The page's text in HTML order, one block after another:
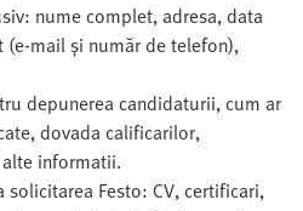
nume complet, adresa, data
mail și număr de telefon),
depunerea candidaturii, cum ar
dovada calificarilor,
informatii.
Festo: CV, certificari,